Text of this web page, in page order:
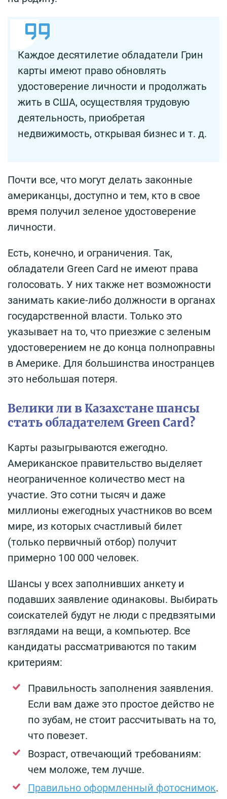
Каждое десятилетие обладатели Грин
карты имеют право обновлять
удостоверение личности и продолжать
жить в США, осуществляя трудовую
деятельность, приобретая
недвижимость, открывая бизнес и т. д.
Почти все, что могут делать законные
американцы, доступно и тем, кто в свое
время получил зеленое удостоверение
личности.
Есть, конечно, и ограничения. Так,
обладатели Green Card не имеют права
голосовать. У них также нет возможности
занимать какие-либо должности в органах
государственной власти. Только это
указывает на то, что приезжие с зеленым
удостоверением не до конца полноправны
в Америке. Для большинства иностранцев
это небольшая потеря.
Велики ли в Казахстане шансы
стать обладателем Green Card?
Карты разыгрываются ежегодно.
Американское правительство выделяет
неограниченное количество мест на
участие. Это сотни тысяч и даже
миллионы ежегодных участников во всем
мире, из которых счастливый билет
(только первичный отбор) получит
примерно 100 000 человек.
Шансы у всех заполнивших анкету и
подавших заявление одинаковы. Выбирать
соискателей будут не люди с предвзятыми
взглядами на вещи, а компьютер. Все
кандидаты рассматриваются по таким
критериям:
Правильность заполнения заявления.
Если вам даже это простое действо не
по зубам, не стоит рассчитывать на то,
что повезет.
Возраст, отвечающий требованиям:
чем моложе, тем лучше.
Правильно оформленный фотоснимок.